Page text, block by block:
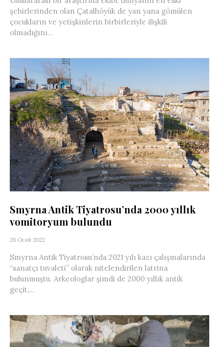
şehirlerinden olan Çatalhöyük de yan yana gömülen
çocukların ve yetişkinlerin birbirleriyle ilişkili
olmadığını...
Smyrna Antik Tiyatrosu’nda 2000 yıllık
vomitoryum bulundu
28 Ocak 2022
Smyrna Antik Tiyatrosu’nda 2021 yılı kazı çalışmalarında
“sanatçı tuvaleti” olarak nitelendirilen latrina
bulunmuştu. Arkeologlar şimdi de 2000 yıllık antik
geçit,...